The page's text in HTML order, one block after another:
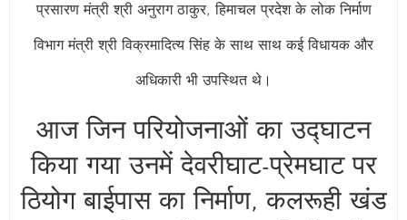
प्रसारण मंत्री श्री अनुराग ठाकुर, हिमाचल प्रदेश के लोक निर्माण
विभाग मंत्री श्री विक्रमादित्य सिंह के साथ साथ कई विधायक और
अधिकारी भी उपस्थित थे।
आज जिन परियोजनाओं का उद्घाटन
किया गया उनमें देवरीघाट-प्रेमघाट पर
ठियोग बाईपास का निर्माण, कलरूही खंड